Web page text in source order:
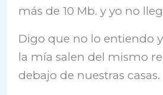
más de 10 Mb. y yo no
Digo que no lo entiendo
la mía salen del mismo
debajo de nuestras casas.